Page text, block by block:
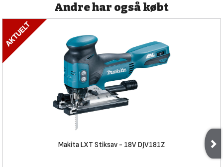
Andre har også købt
Makita LXT Stiksav - 18V DJV181Z